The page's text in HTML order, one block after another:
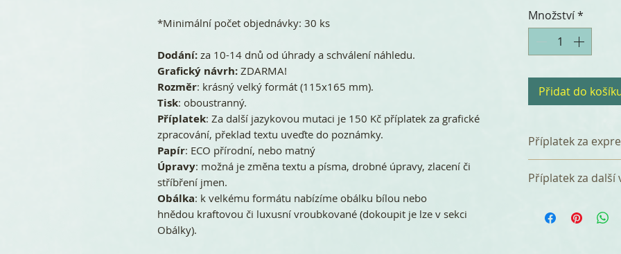
*Minimální počet objednávky: 30 ks
Dodání: za 10-14 dnů od úhrady a schválení náhledu.
Grafický návrh: ZDARMA!
Rozměr: krásný velký formát (115x165 mm).
Tisk: oboustranný.
Příplatek: Za další jazykovou mutaci je 150 Kč příplatek za grafické
zpracování, překlad textu uveďte do poznámky.
Papír: ECO přírodní, nebo matný
Úpravy: možná je změna textu a písma, drobné úpravy, zlacení či
stříbření jmen.
Obálka: k velkému formátu nabízíme obálku bílou nebo
hnědou kraftovou či luxusní vroubkované (dokoupit je lze v sekci
Obálky).
Množství*
Přidat do
Příplatek za
dnů od bdržení
do 7 dnů. za
Příplatek za další
verzi (např.